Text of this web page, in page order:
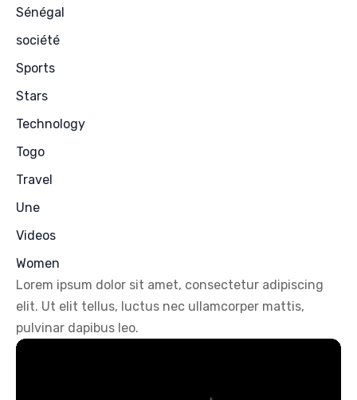
Sénégal
société
Sports
Stars
Technology
Togo
Travel
Une
Videos
Women
Lorem ipsum dolor sit amet, consectetur adipiscing
elit. Ut elit tellus, luctus nec ullamcorper mattis,
pulvinar dapibus leo.